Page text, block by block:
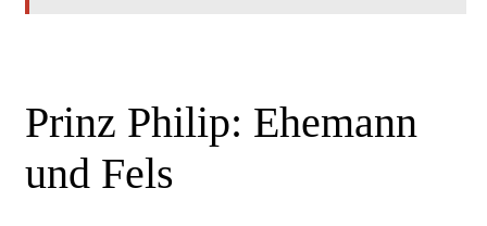
Prinz Philip: Ehemann
und Fels